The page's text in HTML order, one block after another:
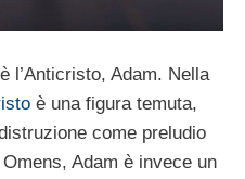
l’Anticristo, Adam. Nella
è una figura temuta,
come preludio
Adam è invece un